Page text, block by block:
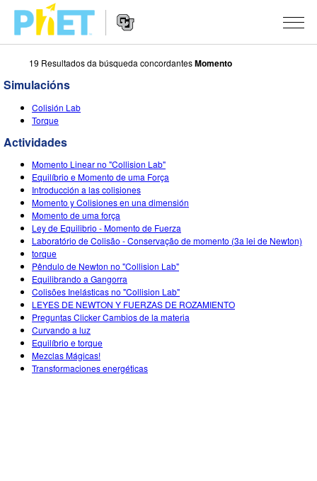
Search
PhET
Website
Navigation
SIMULACIÓNS
Física
Matemáticas
Química
Ciencias da Terra
Bioloxía
Simulacións traducidas
Customizable Sims
About Studio
Customizable Sims
Start a Free Trial
Purchase a License
TEACHING
Explora as Actividades
Contribute an Activity
Activity Contribution Guidelines
Virtual Workshops
Professional Learning with PhET
Teaching with PhET
INVESTIGACIÓNS
INITIATIVES
Inclusive Design
PhET Global
Data Fluency
DEIB in STEM Ed
SceneryStack OSE
Impact Report
ENTRAR / REXISTRARSE
ENTRAR / REXISTRARSE
19 Resultados da búsqueda concordantesMomento
Simulacións
Colisión Lab
Torque
Actividades
Momento Linear no "Collision Lab"
Equilíbrio e Momento de uma Força
Introducción a las colisiones
Momento y Colisiones en una dimensión
Momento de uma força
Ley de Equilibrio - Momento de Fuerza
Laboratório de Colisão - Conservação de momento (3a lei de Newton)
torque
Pêndulo de Newton no "Collision Lab"
Equilibrando a Gangorra
Colisões Inelásticas no "Collision Lab"
LEYES DE NEWTON Y FUERZAS DE ROZAMIENTO
Preguntas Clicker Cambios de la materia
Curvando a luz
Equilíbrio e torque
Mezclas Mágicas!
Transformaciones energéticas